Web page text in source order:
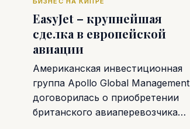
EasyJet – крупнейшая
сделка в европейской
авиации
Американская инвестиционная
группа Apollo Global Management
договорилась о приобретении
британского авиаперевозчика…